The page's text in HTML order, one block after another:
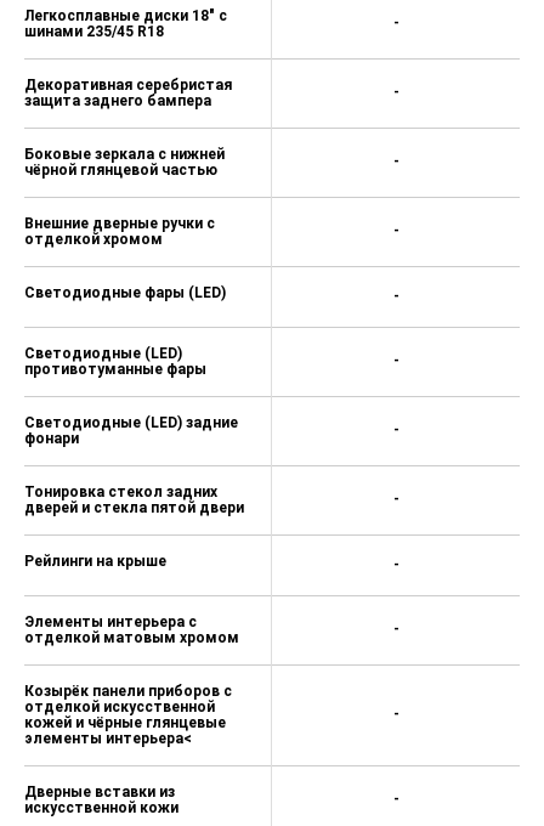
Легкосплавные диски 18" с
шинами 235/45 R18
Декоративная серебристая
защита заднего бампера
Боковые зеркала с нижней
чёрной глянцевой частью
Внешние дверные ручки с
отделкой хромом
Светодиодные фары (LED)
Светодиодные (LED)
противотуманные фары
Светодиодные (LED) задние
фонари
Тонировка стекол задних
дверей и стекла пятой двери
Рейлинги на крыше
Элементы интерьера с
отделкой матовым хромом
Козырёк панели приборов с
отделкой искусственной
кожей и чёрные глянцевые
элементы интерьера<
Дверные вставки из
искусственной кожи
-
-
-
-
-
-
-
-
-
-
-
-